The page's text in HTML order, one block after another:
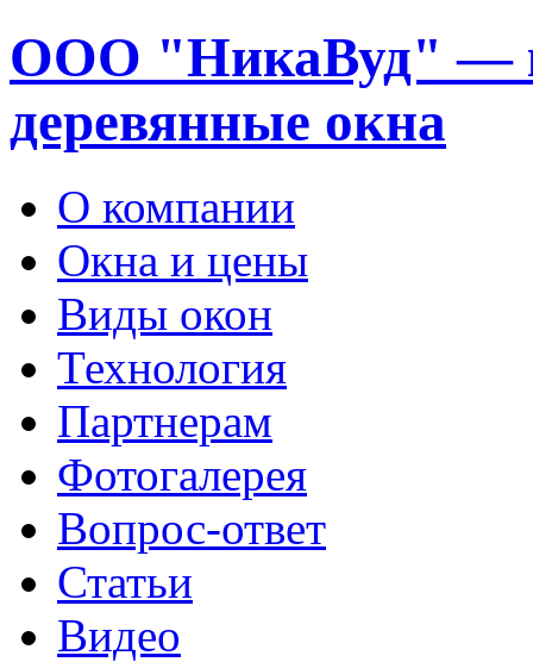
ООО "НикаВуд" —
деревянные окна
О компании
Окна и цены
Виды окон
Технология
Партнерам
Фотогалерея
Вопрос-ответ
Статьи
Видео